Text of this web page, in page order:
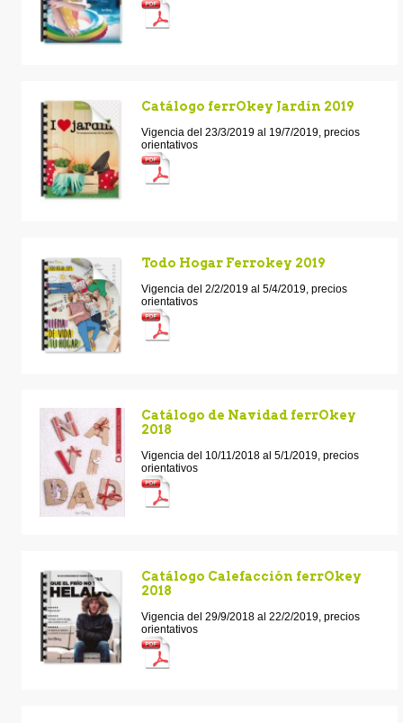
Catálogo ferrOkey Jardín 2019
Vigencia del 23/3/2019 al 19/7/2019, precios
orientativos
Todo Hogar Ferrokey 2019
Vigencia del 2/2/2019 al 5/4/2019, precios
orientativos
Catálogo de Navidad ferrOkey
2018
Vigencia del 10/11/2018 al 5/1/2019, precios
orientativos
Catálogo Calefacción ferrOkey
2018
Vigencia del 29/9/2018 al 22/2/2019, precios
orientativos